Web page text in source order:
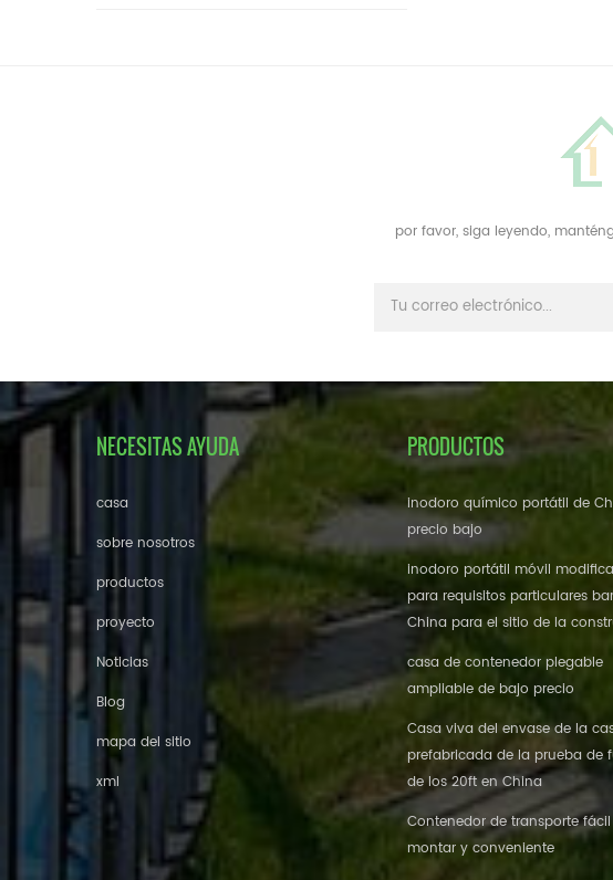
por favor, siga leyendo,
NECESITAS AYUDA
casa
sobre nosotros
productos
proyecto
Noticias
Blog
mapa del sitio
xml
PRODUCTOS
inodoro químico portátil de
precio bajo
inodoro portátil móvil
para requisitos particulares
China para el sitio de la
casa de contenedor plegable
ampliable de bajo precio
Casa viva del envase de la
prefabricada de la prueba de
de los 20ft en China
Contenedor de transporte
montar y conveniente